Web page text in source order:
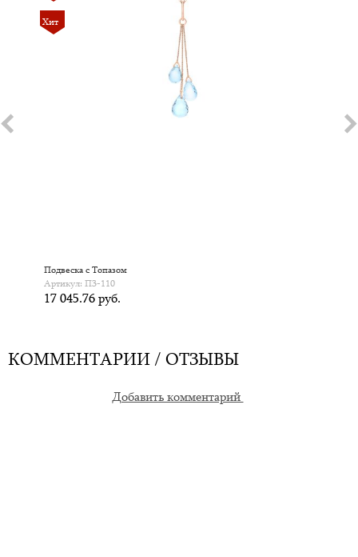
Хит
Подвеска с Топазом
Артикул: П3-110
17 045.76 руб.
КОММЕНТАРИИ / ОТЗЫВЫ
Добавить комментарий